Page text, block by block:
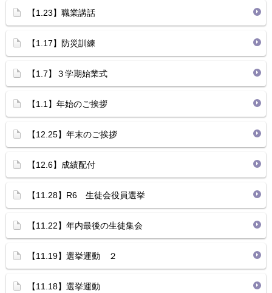
【1.23】職業講話
【1.17】防災訓練
【1.7】３学期始業式
【1.1】年始のご挨拶
【12.25】年末のご挨拶
【12.6】成績配付
【11.28】R6 生徒会役員選挙
【11.22】年内最後の生徒集会
【11.19】選挙運動 ２
【11.18】選挙運動